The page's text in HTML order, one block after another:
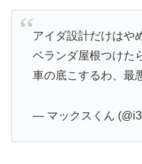
アイダ設計だけはや
ベランダ屋根つけた
車の底こするわ、最
— マックスくん